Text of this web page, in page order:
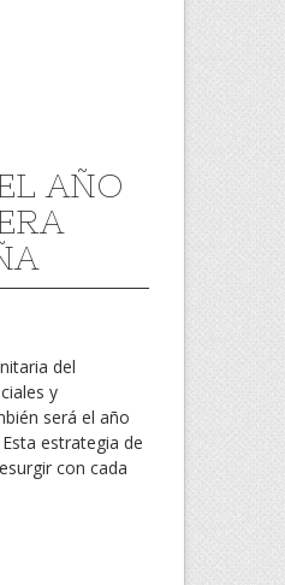
AÑO
del
y
será el año
estrategia de
con cada